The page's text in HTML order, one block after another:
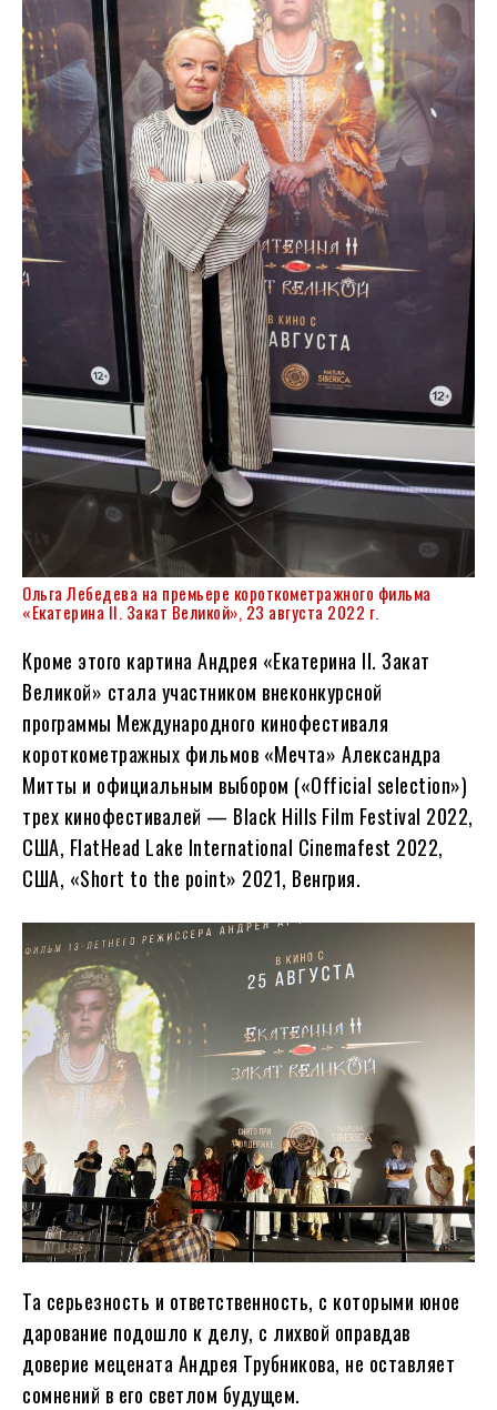
Ольга Лебедева на премьере короткометражного фильма
«Екатерина II. Закат Великой», 23 августа 2022 г.
Кроме этого картина Андрея «Екатерина II. Закат
Великой» стала участником внеконкурсной
программы Международного кинофестиваля
короткометражных фильмов «Мечта» Александра
Митты и официальным выбором («Official selection»)
трех кинофестивалей — Black Hills Film Festival 2022,
США, FlatHead Lake International Cinemafest 2022,
США, «Short to the point» 2021, Венгрия.
Та серьезность и ответственность, с которыми юное
дарование подошло к делу, с лихвой оправдав
доверие мецената Андрея Трубникова, не оставляет
сомнений в его светлом будущем.